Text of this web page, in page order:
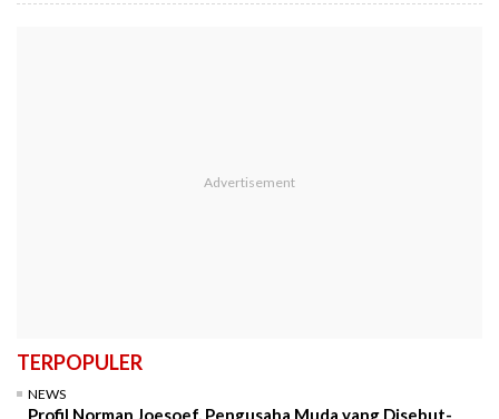
TERPOPULER
NEWS
Profil Norman Joesoef, Pengusaha Muda yang Disebut-